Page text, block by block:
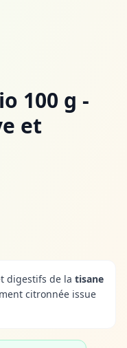
100 g -
et
digestifs de la tisane
citronnée issue